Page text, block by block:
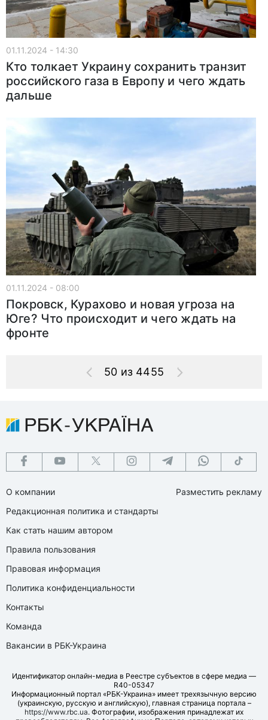
01.11.2024 - 14:30
Кто толкает Украину сохранить транзит
российского газа в Европу и чего ждать
дальше
01.11.2024 - 08:00
Покровск, Курахово и новая угроза на
Юге? Что происходит и чего ждать на
фронте
50 из 4455
О компании
Редакционная политика и стандарты
Как стать нашим автором
Правила пользования
Правовая информация
Политика конфиденциальности
Контакты
Команда
Вакансии в РБК-Украина
Разместить рекламу
Идентификатор онлайн-медиа в Реестре субъектов в сфере медиа —
R40-05347
Информационный портал «РБК-Украина» имеет трехязычную версию
(украинскую, русскую и английскую), главная страница портала –
https://www.rbc.ua. Фотографии, изображения принадлежат их